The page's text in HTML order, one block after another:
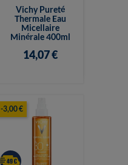
Vichy Pureté
Thermale Eau
Micellaire
Minérale 400ml
14,07 €
-3,00 €